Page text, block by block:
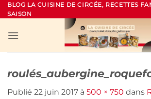
Passer
au
BLOG LA CUISINE DE CIRCÉE, RECETTES
SAISON
Publié 22 juin 2017 à 500 × 750 dans